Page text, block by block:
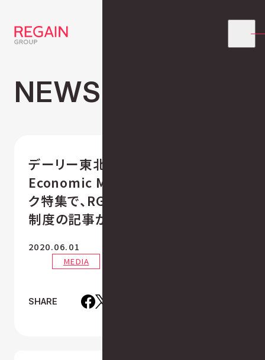
NEWS
デーリー東北（令和2年6月1日号）
Economic Mondayのリモートワー
ク特集で、RGGの「どこでも管理職」
制度の記事が掲載
2020.06.01
MEDIA
SHARE